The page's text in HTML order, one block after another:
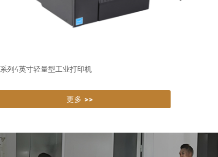
更多 >>